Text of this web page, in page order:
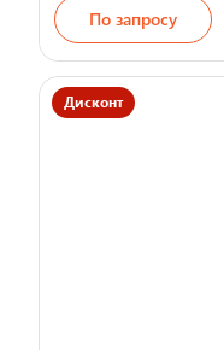
По запросу
Дисконт